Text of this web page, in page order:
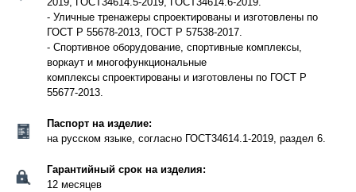
- Уличные тренажеры спроектированы и изготовлены по
ГОСТ Р 55678-2013, ГОСТ Р 57538-2017.
- Спортивное оборудование, спортивные комплексы,
воркаут и многофункциональные
комплексы спроектированы и изготовлены по ГОСТ Р
55677-2013.
Паспорт на изделие:
на русском языке, согласно ГОСТ34614.1-2019, раздел 6.
Гарантийный срок на изделия:
12 месяцев